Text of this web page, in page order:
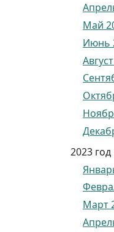
Май
Июнь
2023 год
Март